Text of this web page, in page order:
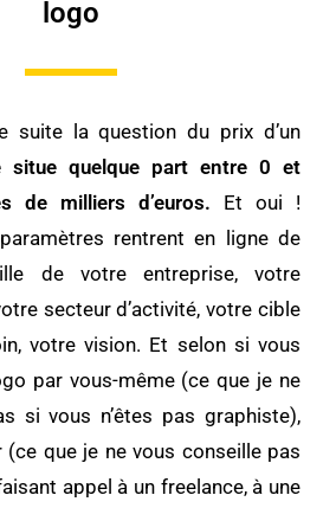
logo
suite la question du prix d’un
situe quelque part entre 0 et
de milliers d’euros. Et oui !
rentrent en ligne de
de votre entreprise, votre
secteur d’activité, votre cible
votre vision. Et selon si vous
par vous-même (ce que je ne
si vous n’êtes pas graphiste),
(ce que je ne vous conseille pas
appel à un freelance, à une